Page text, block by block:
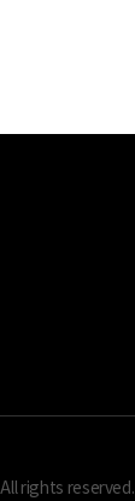
rights reserved.